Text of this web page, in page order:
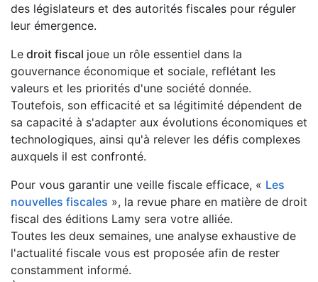
des législateurs et des autorités fiscales pour réguler
leur émergence.
Le droit fiscal joue un rôle essentiel dans la
gouvernance économique et sociale, reflétant les
valeurs et les priorités d'une société donnée.
Toutefois, son efficacité et sa légitimité dépendent de
sa capacité à s'adapter aux évolutions économiques et
technologiques, ainsi qu'à relever les défis complexes
auxquels il est confronté.
Pour vous garantir une veille fiscale efficace, « Les
nouvelles fiscales », la revue phare en matière de droit
fiscal des éditions Lamy sera votre alliée.
Toutes les deux semaines, une analyse exhaustive de
l'actualité fiscale vous est proposée afin de rester
constamment informé.